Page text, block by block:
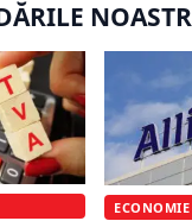
ECONOMIE